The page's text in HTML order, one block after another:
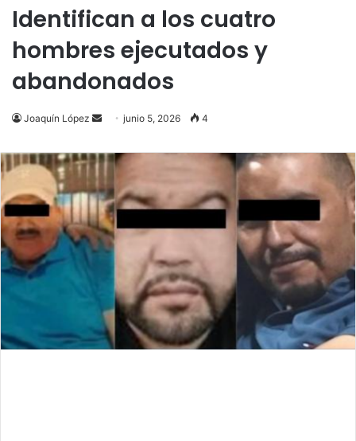
Identifican a los cuatro
hombres ejecutados y
abandonados
Joaquín López
Send
email
junio 5, 2026 4